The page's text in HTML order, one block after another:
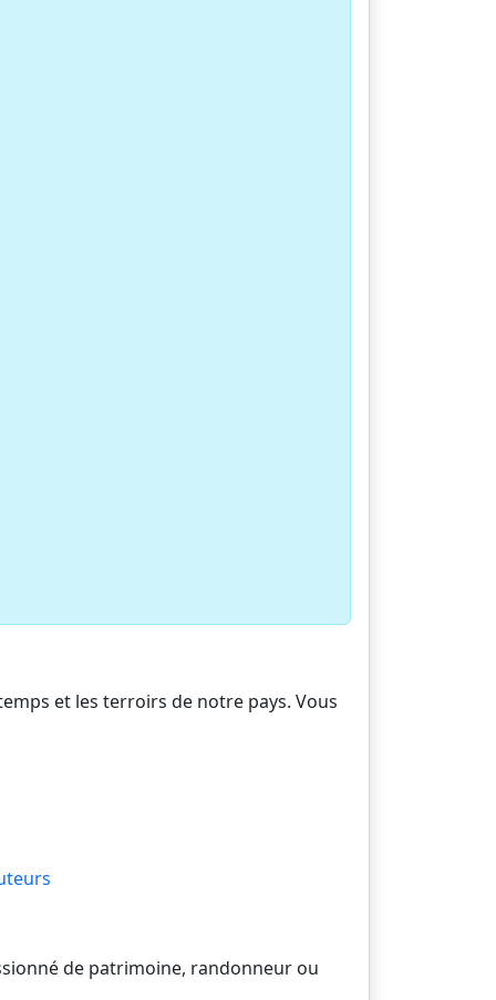
et les terroirs de notre pays. Vous
de patrimoine, randonneur ou